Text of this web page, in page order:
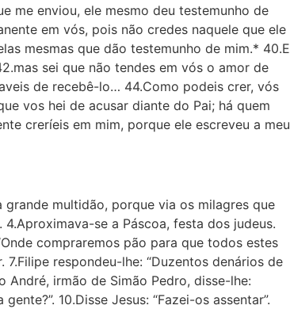
me enviou, ele mesmo deu tes­temunho de
em vós, pois não credes naquele que ele
mesmas que dão testemunho de mim.* 40.E
sei que não tendes em vós o amor de
de recebê-lo… 44.Como podeis crer, vós
vos hei de acusar diante do Pai; há quem
creríeis em mim, porque ele escreveu a meu
grande multidão, porque via os milagres que
se a Páscoa, festa dos judeus.
compraremos pão para que todos estes
respondeu-lhe: “Duzentos denários de
André, irmão de Simão Pedro, disse-lhe:
10.Disse Jesus: “Fazei-os assentar”.